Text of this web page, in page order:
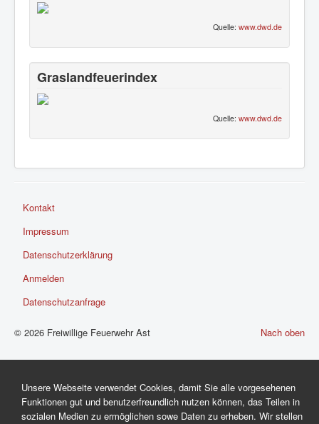
Quelle: www.dwd.de
Graslandfeuerindex
Quelle: www.dwd.de
Kontakt
Impressum
Datenschutzerklärung
Anmelden
Datenschutzanfrage
Nach oben
© 2026 Freiwillige Feuerwehr Ast
Unsere Webseite verwendet Cookies, damit Sie alle vorgesehenen
Funktionen gut und benutzerfreundlich nutzen können, das Teilen in
sozialen Medien zu ermöglichen sowe Daten zu erheben. Wir stellen